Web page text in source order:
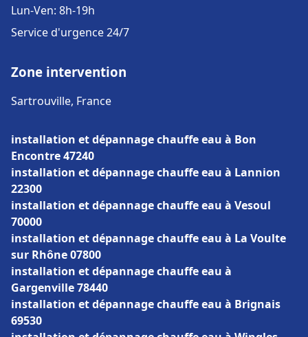
Lun-Ven: 8h-19h
Service d'urgence 24/7
Zone intervention
Sartrouville, France
installation et dépannage chauffe eau à Bon
Encontre 47240
installation et dépannage chauffe eau à Lannion
22300
installation et dépannage chauffe eau à Vesoul
70000
installation et dépannage chauffe eau à La Voulte
sur Rhône 07800
installation et dépannage chauffe eau à
Gargenville 78440
installation et dépannage chauffe eau à Brignais
69530